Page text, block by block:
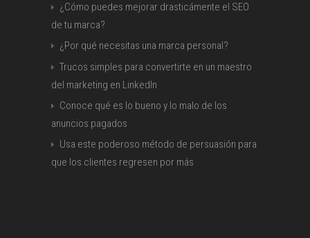
¿Cómo puedes mejorar drasticámente el SEO
de tu marca?
¿Por qué necesitas una marca personal?
Trucos simples para convertirte en un maestro
del marketing en LinkedIn
Conoce qué es lo bueno y lo malo de los
anuncios pagados
Usa este poderoso método de persuasión para
que los clientes regresen por más